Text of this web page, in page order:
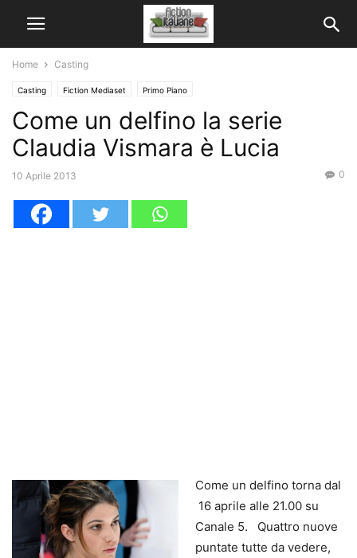
Home Casting
Casting Fiction Mediaset Primo Piano
Come un delfino la serie
Claudia Vismara è Lucia
10 Aprile 2013 0
Come un delfino torna dal
16 aprile alle 21.00 su
Canale 5. Quattro nuove
puntate tutte da vedere,